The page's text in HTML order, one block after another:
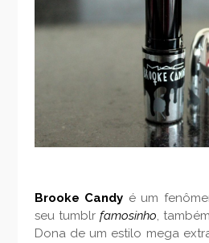
Brooke Candy é um
seu tumblrfamosinho,
Dona de um estilo mega